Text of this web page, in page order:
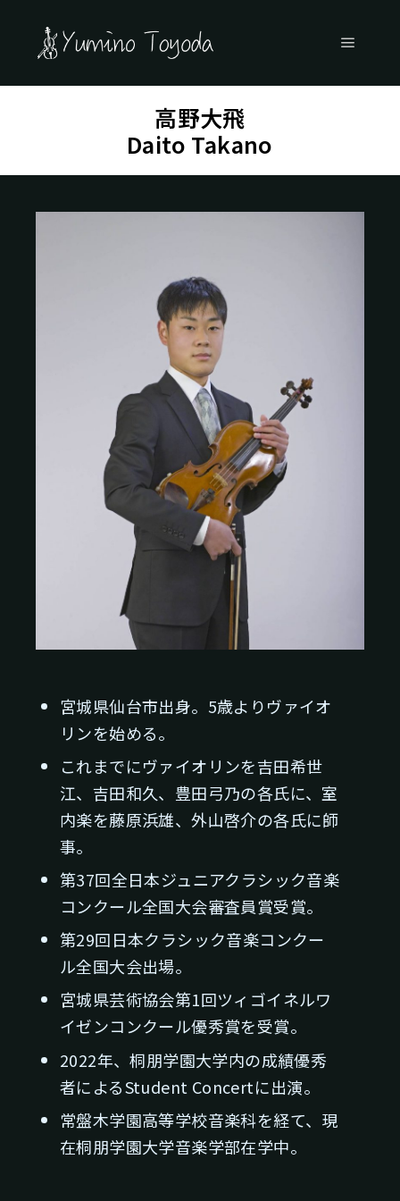
高野大飛
Daito Takano
宮城県仙台市出身。5歳よりヴァイオ
リンを始める。
これまでにヴァイオリンを吉田希世
江、吉田和久、豊田弓乃の各氏に、室
内楽を藤原浜雄、外山啓介の各氏に師
事。
第37回全日本ジュニアクラシック音楽
コンクール全国大会審査員賞受賞。
第29回日本クラシック音楽コンクー
ル全国大会出場。
宮城県芸術協会第1回ツィゴイネルワ
イゼンコンクール優秀賞を受賞。
2022年、桐朋学園大学内の成績優秀
者によるStudent Concertに出演。
常盤木学園高等学校音楽科を経て、現
在桐朋学園大学音楽学部在学中。